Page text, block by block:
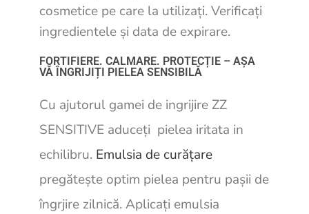
cosmetice pe care la utilizați. Verificați
ingredientele și data de expirare.
FORTIFIERE. CALMARE. PROTECȚIE – AȘA
VĂ ÎNGRIJIȚI PIELEA SENSIBILĂ
Cu ajutorul gamei de ingrijire ZZ
SENSITIVE aduceți pielea iritata in
echilibru. Emulsia de curățare
pregătește optim pielea pentru pașii de
îngrjire zilnică. Aplicați emulsia